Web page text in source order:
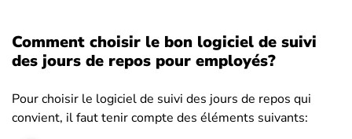
Comment choisir le bon logiciel de suivi
des jours de repos pour employés?
Pour choisir le logiciel de suivi des jours de repos qui
convient, il faut tenir compte des éléments suivants: